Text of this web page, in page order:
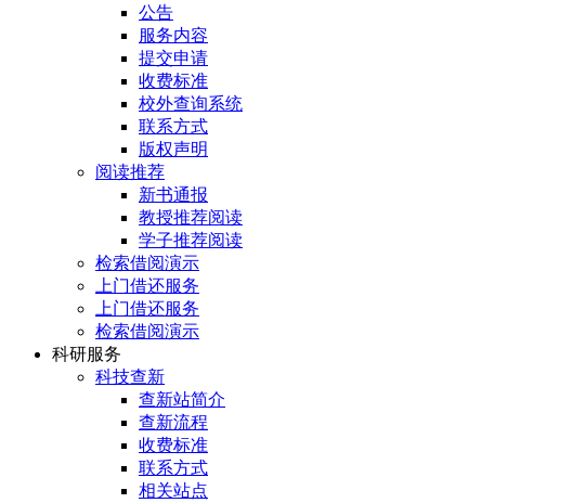
公告
服务内容
提交申请
收费标准
校外查询系统
联系方式
版权声明
阅读推荐
新书通报
教授推荐阅读
学子推荐阅读
检索借阅演示
上门借还服务
上门借还服务
检索借阅演示
科研服务
科技查新
查新站简介
查新流程
收费标准
联系方式
相关站点